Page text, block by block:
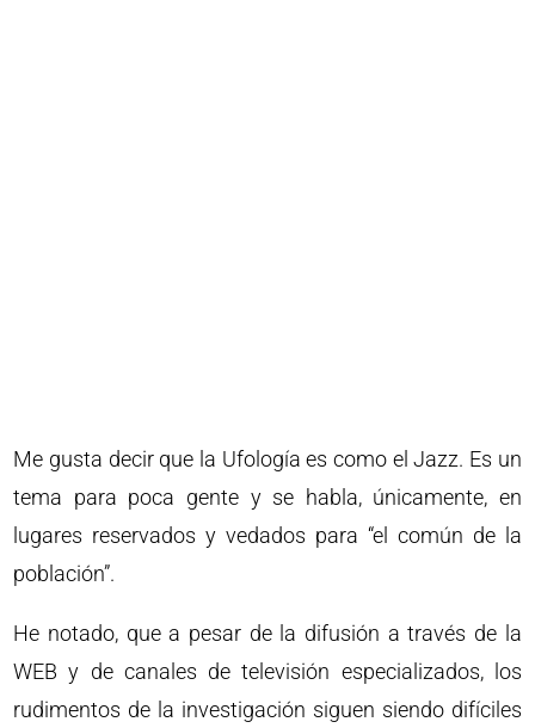
Me gusta decir que la Ufología es como el Jazz. Es un
tema para poca gente y se habla, únicamente, en
lugares reservados y vedados para “el común de la
población”.
He notado, que a pesar de la difusión a través de la
WEB y de canales de televisión especializados, los
rudimentos de la investigación siguen siendo difíciles